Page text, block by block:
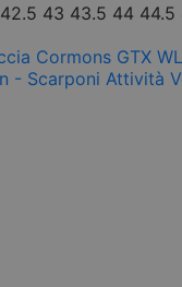
42.5 43 43.5 44 44.5